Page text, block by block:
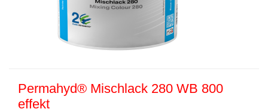
Permahyd® Mischlack 280 WB 800
effekt